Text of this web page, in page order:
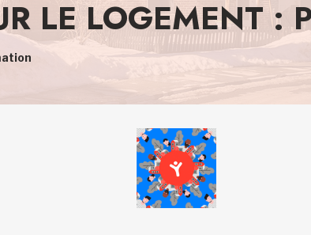
LE LOGEMENT :